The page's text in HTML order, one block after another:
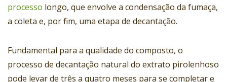
processo longo, que envolve a condensação da fumaça,
a coleta e, por fim, uma etapa de decantação.
Fundamental para a qualidade do composto, o
processo de decantação natural do extrato pirolenhoso
pode levar de três a quatro meses para se completar e